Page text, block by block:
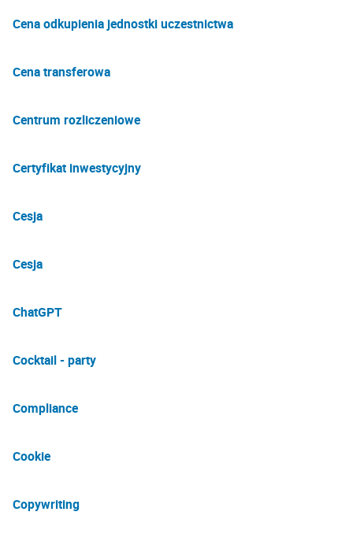
Cena odkupienia jednostki uczestnictwa
Cena transferowa
Centrum rozliczeniowe
Certyfikat inwestycyjny
Cesja
Cesja
ChatGPT
Cocktail - party
Compliance
Cookie
Copywriting